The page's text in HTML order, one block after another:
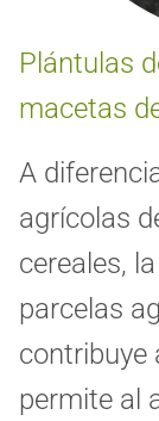
Plántulas
macetas
A
agrícolas
cereales, la
parcelas
contribuye
permite al